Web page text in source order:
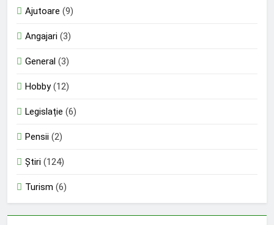
Ajutoare (9)
Angajari (3)
General (3)
Hobby(12)
Legislație (6)
Pensii (2)
Știri (124)
Turism (6)